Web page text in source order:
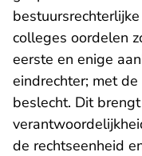
colleges oordelen
eerste en enige
eindrechter; met
beslecht. Dit
de rechtseenheid